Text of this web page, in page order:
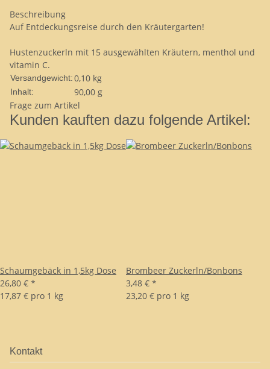
Beschreibung
Auf Entdeckungsreise durch den Kräutergarten!
Hustenzuckerln mit 15 ausgewählten Kräutern, menthol und
vitamin C.
Versandgewicht:0,10 kg
Inhalt:
90,00 g
Frage zum Artikel
Kunden kauften dazu folgende Artikel:
Schaumgebäck in 1,5kg Dose
26,80 € *
17,87 € pro 1 kg
Brombeer Zuckerln/Bonbons
3,48 € *
23,20 € pro 1 kg
Kontakt